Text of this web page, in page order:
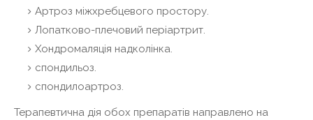
Артроз міжхребцевого простору.
Лопатково-плечовий періартрит.
Хондромаляція надколінка.
спондильоз.
спондилоартроз.
Терапевтична дія обох препаратів направлено на